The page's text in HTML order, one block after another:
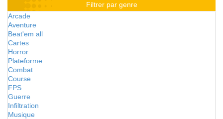
Filtrer par genre
Arcade
Aventure
Beat'em all
Cartes
Horror
Plateforme
Combat
Course
FPS
Guerre
Infiltration
Musique